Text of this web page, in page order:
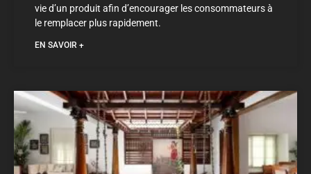
vie d’un produit afin d’encourager les consommateurs à
le remplacer plus rapidement.
EN SAVOIR +